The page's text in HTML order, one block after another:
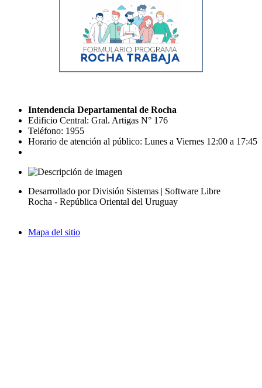
Intendencia Departamental de Rocha
Edificio Central: Gral. Artigas N° 176
Teléfono: 1955
Horario de atención al público: Lunes a Viernes 12:00 a 17:45
Desarrollado por División Sistemas | Software Libre
Rocha - República Oriental del Uruguay
Mapa del sitio